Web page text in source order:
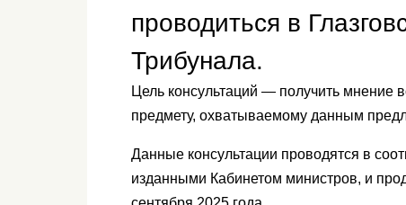
проводиться в
Трибунала.
Цель консультаций — получить мнение
предмету, охватываемому данным
Данные консультации проводятся в
изданными Кабинетом министров, и